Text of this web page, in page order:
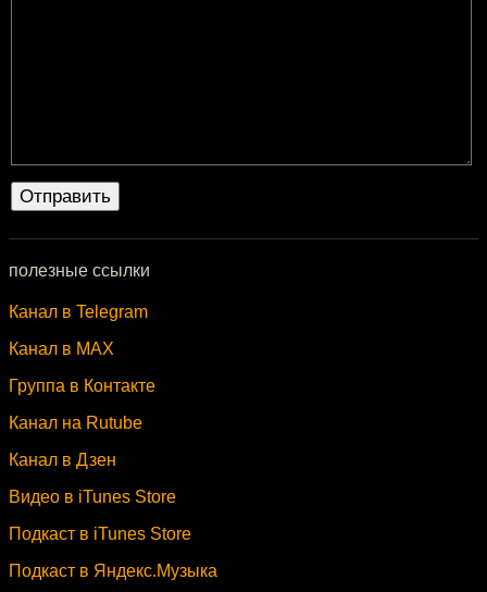
полезные ссылки
Канал в Telegram
Канал в MAX
Группа в Контакте
Канал на Rutube
Канал в Дзен
Видео в iTunes Store
Подкаст в iTunes Store
Подкаст в Яндекс.Музыка